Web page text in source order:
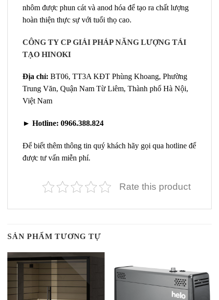
nhôm được phun cát và anod hóa để tạo ra chất lượng
hoàn thiện thực sự với tuổi thọ cao.
CÔNG TY CP GIẢI PHÁP NĂNG LƯỢNG TÁI
TẠO HINOKI
Địa chỉ: BT06, TT3A KĐT Phùng Khoang, Phường
Trung Văn, Quận Nam Từ Liêm, Thành phố Hà Nội,
Việt Nam
► Hotline: 0966.388.824
Để biết thêm thông tin quý khách hãy gọi qua hotline để
được tư vấn miễn phí.
Rate this product
SẢN PHẨM TƯƠNG TỰ